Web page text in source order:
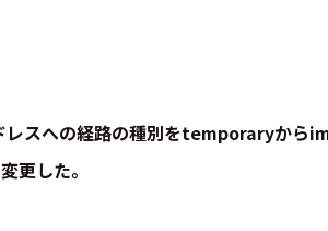
レスへの経路の種別をtemporaryから
更した。